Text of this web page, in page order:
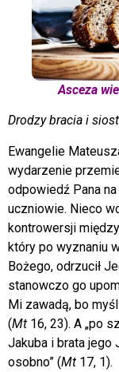
Asceza
Drodzy bracia i
Ewangelie
wydarzenie
odpowiedź Pana
uczniowie. Nieco
kontrowersji
który po wyznaniu
Bożego, odrzucił
stanowczo go
Mi zawadą, bo
(Mt 16, 23). A „po
Jakuba i brata jego
osobno” (Mt 17, 1).